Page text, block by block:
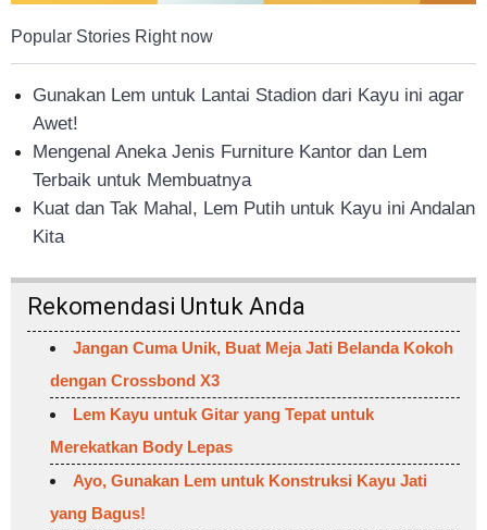
Popular Stories Right now
Gunakan Lem untuk Lantai Stadion dari Kayu ini agar
Awet!
Mengenal Aneka Jenis Furniture Kantor dan Lem
Terbaik untuk Membuatnya
Kuat dan Tak Mahal, Lem Putih untuk Kayu ini Andalan
Kita
Rekomendasi Untuk Anda
Jangan Cuma Unik, Buat Meja Jati Belanda Kokoh
dengan Crossbond X3
Lem Kayu untuk Gitar yang Tepat untuk
Merekatkan Body Lepas
Ayo, Gunakan Lem untuk Konstruksi Kayu Jati
yang Bagus!